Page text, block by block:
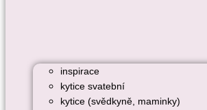
inspirace
kytice svatební
kytice (svědkyně, maminky)